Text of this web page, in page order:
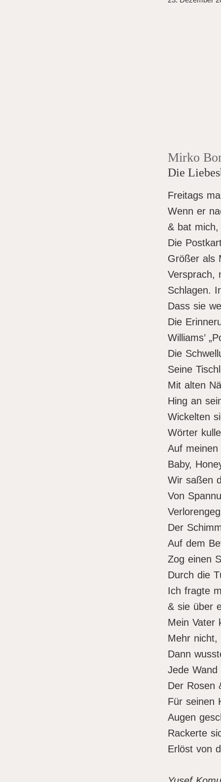
Mirko
Die
Freitags
Wenn er
& bat
Die
Größer als
Versprach,
Schlagen.
Dass sie
Die
Williams’
Die
Seine
Mit alten
Hing an
Wickelten
Wörter
Auf
Baby,
Wir saßen
Von
Der
Auf dem
Zog einen
Durch die
Ich fragte
& sie über
Mein Vater
Mehr nicht,
Dann
Jede
Der Rosen
Für seinen
Augen
Rackerte
Erlöst von